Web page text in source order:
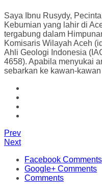
Saya Ibnu Rusydy,
Kebumian yang lahir di
tergabung dalam
Komisaris Wilayah Aceh
Ahli Geologi Indonesia
4658). Apabila menyukai
sebarkan ke kawan-
Prev
Next
Facebook Comments
Google+ Comments
Comments